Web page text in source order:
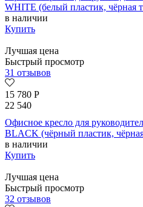
WHITE (белый пластик, чёрная
в наличии
Купить
Лучшая цена
Быстрый просмотр
31 отзывов
15 780 Р
22 540
Офисное кресло для
BLACK (чёрный пластик,
в наличии
Купить
Лучшая цена
Быстрый просмотр
32 отзывов